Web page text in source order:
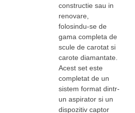
constructie sau in
renovare,
folosindu-se de
gama completa de
scule de carotat si
carote diamantate.
Acest set este
completat de un
sistem format dintr-
un aspirator si un
dispozitiv captor